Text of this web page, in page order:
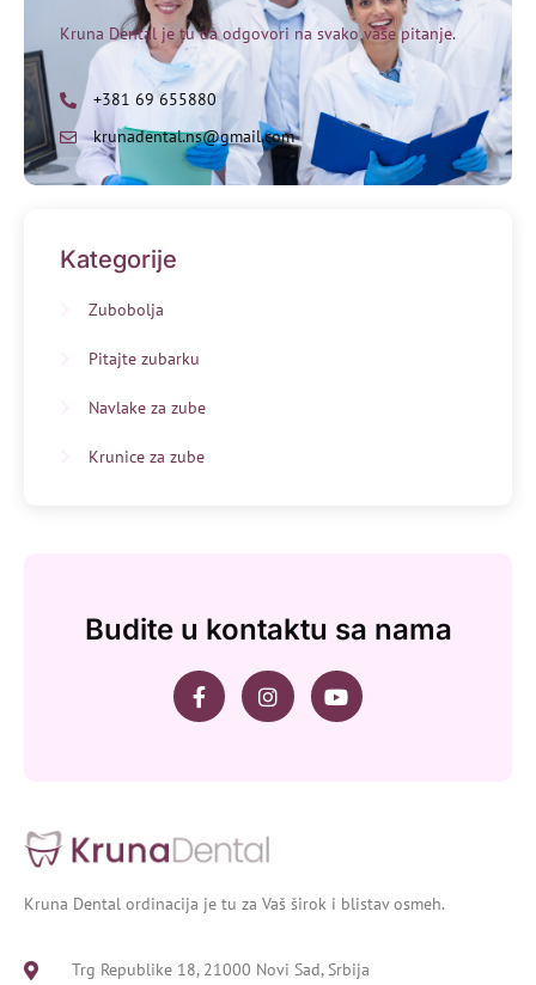
Kruna Dental je tu da odgovori na svako vaše pitanje.
+381 69 655880
krunadental.ns@gmail.com
Kategorije
Zubobolja
Pitajte zubarku
Navlake za zube
Krunice za zube
Budite u kontaktu sa nama
Kruna Dental ordinacija je tu za Vaš širok i blistav osmeh.
Trg Republike 18, 21000 Novi Sad, Srbija